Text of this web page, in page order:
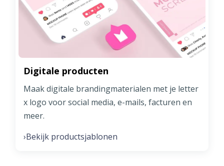
Digitale producten
Maak digitale brandingmaterialen met je letter
x logo voor social media, e-mails, facturen en
meer.
›Bekijk productsjablonen